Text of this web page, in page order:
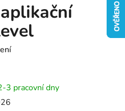
3 pracovní dny